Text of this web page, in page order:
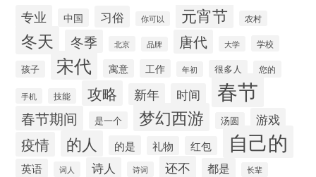
专业 中国 习俗 你可以 元宵节 农村
冬天 冬季 北京 品牌 唐代 大学 学校
孩子 宋代 寓意 工作 年初 很多人 您的
手机 技能 攻略 新年 时间 春节
春节期间 是一个 梦幻西游 汤圆 游戏
疫情 的人 的是 礼物 红包 自己的
英语 词人 诗人 诗词 还不 都是 长辈